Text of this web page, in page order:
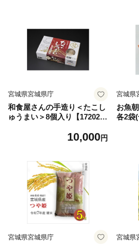
宮城県宮城県庁
和食屋さんの手造り＜たこし
ゅうまい＞8個入り【172021
10,000円
宮城県
お魚
各2袋(
宮城県宮城県庁 宮城県